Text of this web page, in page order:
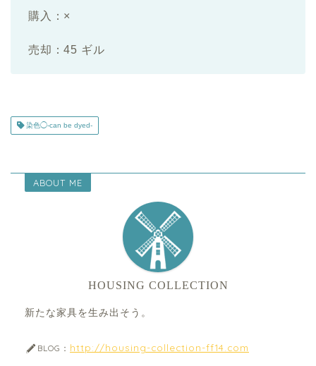
購入：×
売却：45 ギル
染色◯-can be dyed-
ABOUT ME
HOUSING COLLECTION
新たな家具を生み出そう。
BLOG： http://housing-collection-ff14.com